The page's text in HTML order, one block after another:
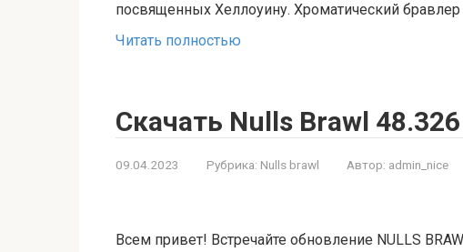
посвященных Хеллоуину. Хроматический
Читать полностью
Скачать Nulls Brawl
09.04.2023 Рубрика: Nulls brawl Автор: admin_nice
Всем привет! Встречайте обновление NULLS